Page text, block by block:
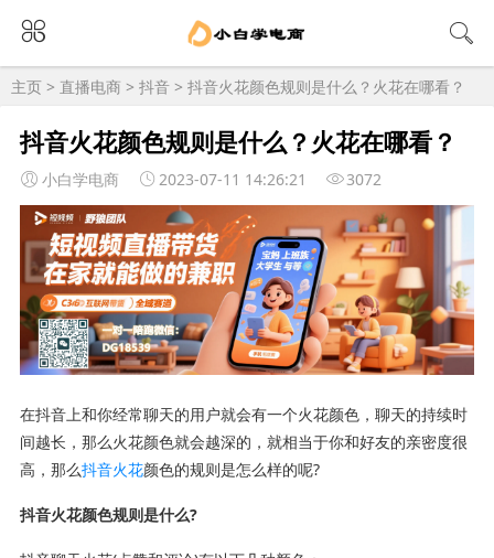
主页 > 直播电商 > 抖音 > 抖音火花颜色规则是什么？火花在哪看？
抖音火花颜色规则是什么？火花在哪看？
小白学电商 2023-07-11 14:26:21 3072
在抖音上和你经常聊天的用户就会有一个火花颜色，聊天的持续时
间越长，那么火花颜色就会越深的，就相当于你和好友的亲密度很
高，那么抖音火花颜色的规则是怎么样的呢?
抖音火花颜色规则是什么?